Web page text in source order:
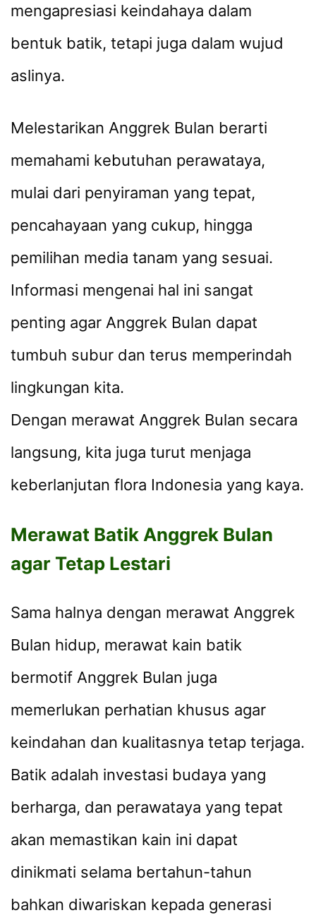
mengapresiasi keindahaya dalam
bentuk batik, tetapi juga dalam wujud
aslinya.
Melestarikan Anggrek Bulan berarti
memahami kebutuhan perawataya,
mulai dari penyiraman yang tepat,
pencahayaan yang cukup, hingga
pemilihan media tanam yang sesuai.
Informasi mengenai hal ini sangat
penting agar Anggrek Bulan dapat
tumbuh subur dan terus memperindah
lingkungan kita.
Dengan merawat Anggrek Bulan secara
langsung, kita juga turut menjaga
keberlanjutan flora Indonesia yang kaya.
Merawat Batik Anggrek Bulan
agar Tetap Lestari
Sama halnya dengan merawat Anggrek
Bulan hidup, merawat kain batik
bermotif Anggrek Bulan juga
memerlukan perhatian khusus agar
keindahan dan kualitasnya tetap terjaga.
Batik adalah investasi budaya yang
berharga, dan perawataya yang tepat
akan memastikan kain ini dapat
dinikmati selama bertahun-tahun
bahkan diwariskan kepada generasi